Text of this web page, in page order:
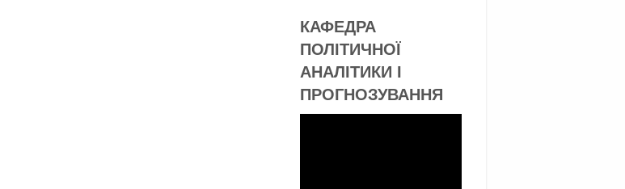
КАФЕДРА
ПОЛІТИЧНОЇ
АНАЛІТИКИ І
ПРОГНОЗУВАННЯ